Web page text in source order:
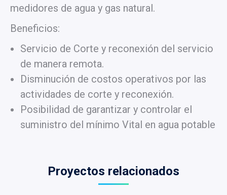
medidores de agua y gas natural.
Beneficios:
Servicio de Corte y reconexión del servicio
de manera remota.
Disminución de costos operativos por las
actividades de corte y reconexión.
Posibilidad de garantizar y controlar el
suministro del mínimo Vital en agua potable
Proyectos relacionados